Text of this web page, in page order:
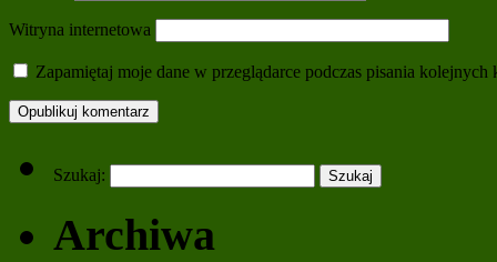
Witryna internetowa
Zapamiętaj moje dane w przeglądarce podczas pisania kolejnych
Szukaj:
Archiwa